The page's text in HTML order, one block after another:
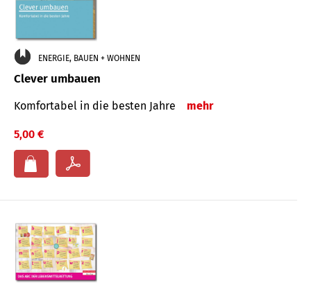
ENERGIE, BAUEN + WOHNEN
Clever umbauen
Komfortabel in die besten Jahre mehr
5,00 €